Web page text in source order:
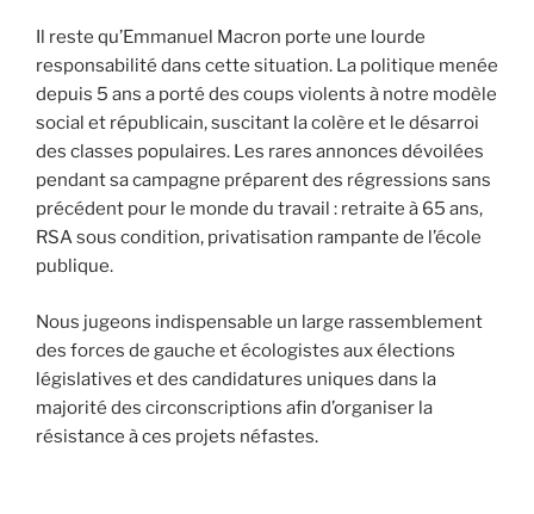
Il reste qu’Emmanuel Macron porte une lourde
responsabilité dans cette situation. La politique menée
depuis 5 ans a porté des coups violents à notre modèle
social et républicain, suscitant la colère et le désarroi
des classes populaires. Les rares annonces dévoilées
pendant sa campagne préparent des régressions sans
précédent pour le monde du travail : retraite à 65 ans,
RSA sous condition, privatisation rampante de l’école
publique.
Nous jugeons indispensable un large rassemblement
des forces de gauche et écologistes aux élections
législatives et des candidatures uniques dans la
majorité des circonscriptions afin d’organiser la
résistance à ces projets néfastes.